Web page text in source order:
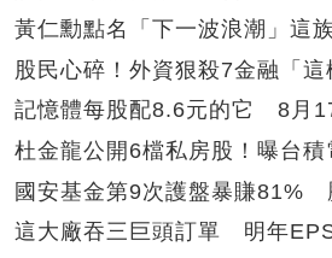
黃仁勳點名「下一波浪潮」這
股民心碎！外資狠殺7金融「這
記憶體每股配8.6元的它 8月
杜金龍公開6檔私房股！曝台積
國安基金第9次護盤暴賺81%
這大廠吞三巨頭訂單 明年